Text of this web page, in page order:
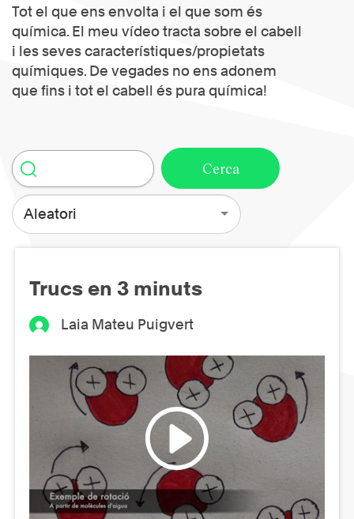
Tot el que ens envolta i el que som és
química. El meu vídeo tracta sobre el cabell
i les seves característiques/propietats
químiques. De vegades no ens adonem
que fins i tot el cabell és pura química!
Aleatori
Trucs en 3 minuts
Laia Mateu Puigvert